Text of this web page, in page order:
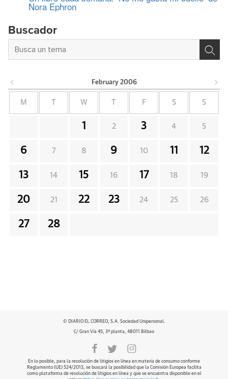
Nora Ephron
Buscador
February 2006
M W F S S
1 2 3 4 5
6 7 8 9 10 11 12
13 14 15 16 17 18 19
20 21 22 23 24 25 26
27 28
© DIARIO EL CORREO, S.A. Sociedad Unipersonal.
C/ Gran Vía 45, 3ª planta, 48011 Bilbao
En lo posible, para la resolución de litigios en línea en materia de consumo conforme
Reglamento (UE) 524/2013, se buscará la posibilidad que la Comisión Europea facilita
como plataforma de resolución de litigios en línea y que se encuentra disponible en el